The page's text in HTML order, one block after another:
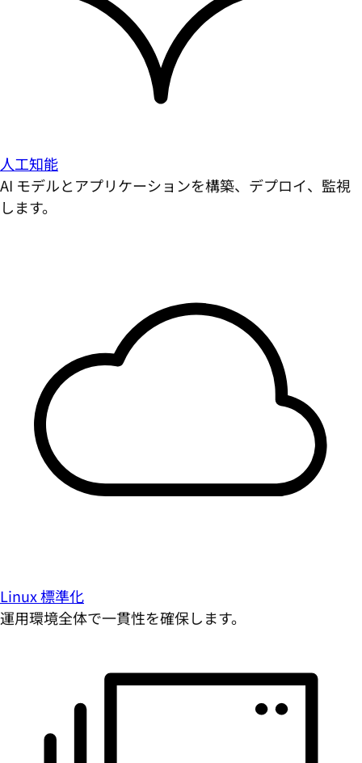
人工知能
AI モデルとアプリケーションを構築、デプロイ、監視
します。
Linux 標準化
運用環境全体で一貫性を確保します。